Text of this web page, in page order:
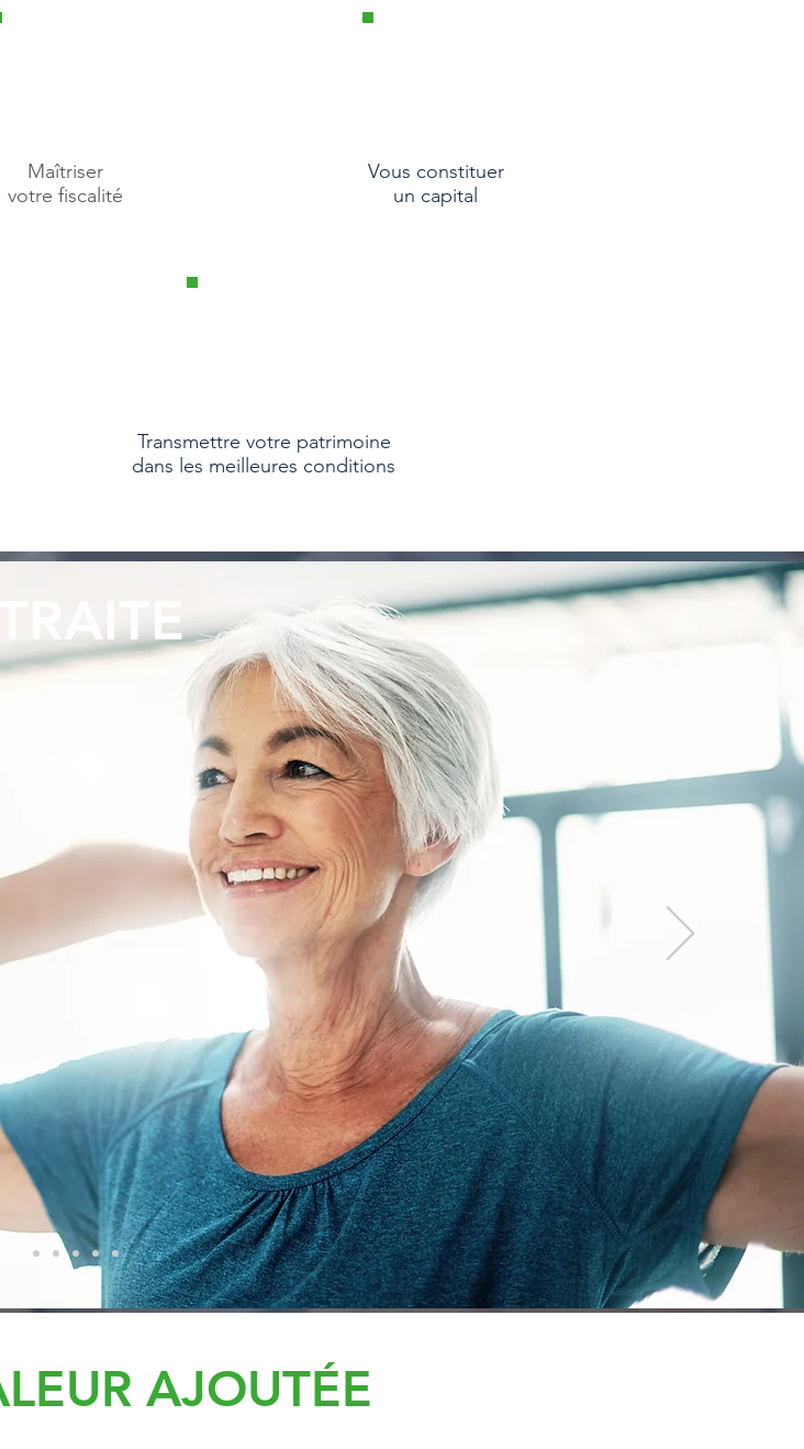
Maîtriser
votre fiscalité
Vous constituer
un capital
Transmettre votre patrimoine
dans les meilleures conditions
AJOUTÉE